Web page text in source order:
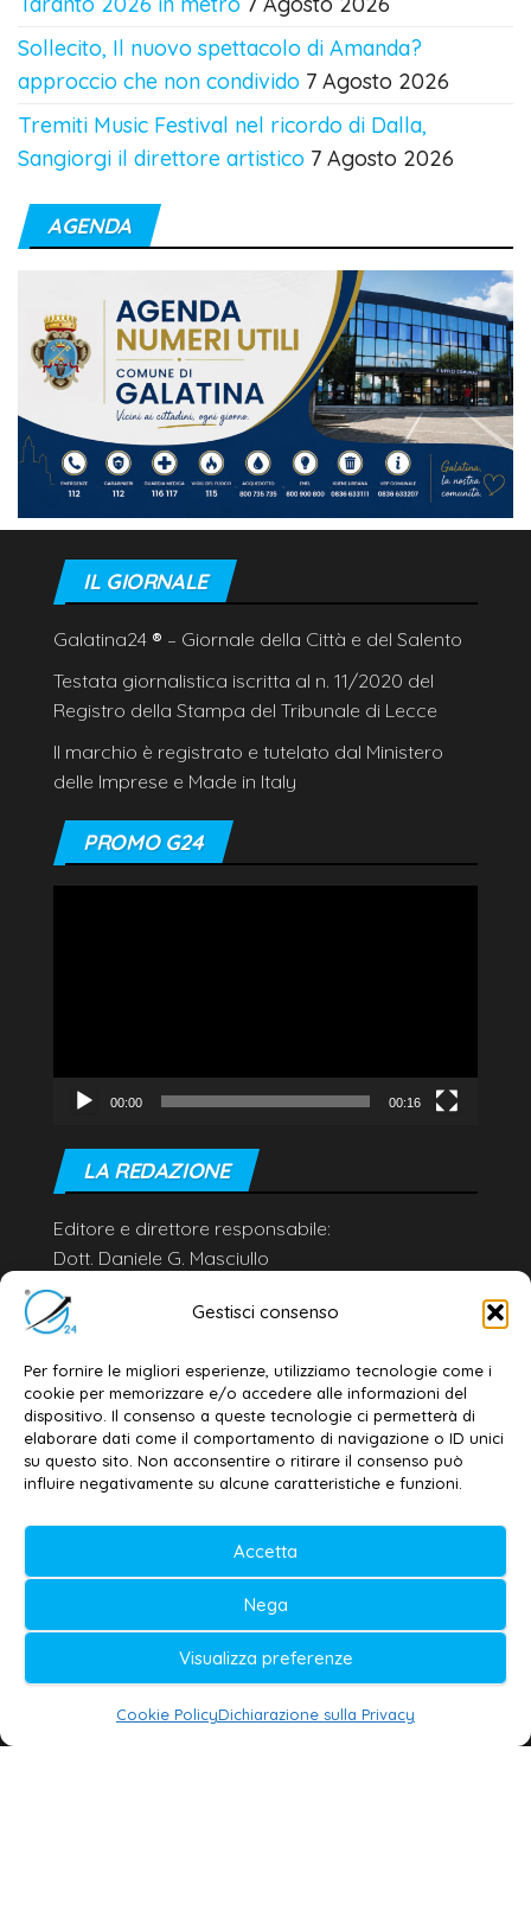
Gestisci consenso
Per fornire le migliori esperienze, utilizziamo tecnologie come i
cookie per memorizzare e/o accedere alle informazioni del
dispositivo. Il consenso a queste tecnologie ci permetterà di
elaborare dati come il comportamento di navigazione o ID unici
su questo sito. Non acconsentire o ritirare il consenso può
influire negativamente su alcune caratteristiche e funzioni.
Accetta
Nega
Visualizza preferenze
Cookie PolicyDichiarazione sulla Privacy
Sollecito, Il nuovo spettacolo di Amanda?
approccio che non condivido 7 Agosto 2026
Tremiti Music Festival nel ricordo di Dalla,
Sangiorgi il direttore artistico 7 Agosto 2026
AGENDA
IL GIORNALE
Galatina24 ® – Giornale della Città e del Salento
Testata giornalistica iscritta al n. 11/2020 del
Registro della Stampa del Tribunale di Lecce
Il marchio è registrato e tutelato dal Ministero
delle Imprese e Made in Italy
PROMO G24
00:00 00:16
LA REDAZIONE
Editore e direttore responsabile:
Dott. Daniele G. Masciullo
Email:
Contatti
Privacy policy–Cookie policy
© 2020-2026 | Galatina24 ®
Stampa Tribunale di Lecce
Editore e direttore responsabile:
Daniele G. Masciullo
Galatina24 è marchio registrato dal Ministero
delle Imprese